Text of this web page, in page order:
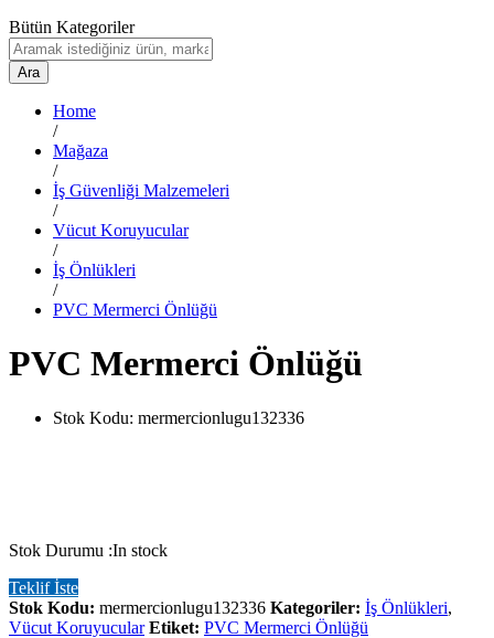
Bütün Kategoriler
Ara
Home
/
Mağaza
/
İş Güvenliği Malzemeleri
/
Vücut Koruyucular
/
İş Önlükleri
/
PVC Mermerci Önlüğü
PVC Mermerci Önlüğü
Stok Kodu: mermercionlugu132336
Stok Durumu :In stock
Teklif İste
Stok Kodu: mermercionlugu132336 Kategoriler: İş Önlükleri,
Vücut Koruyucular Etiket: PVC Mermerci Önlüğü